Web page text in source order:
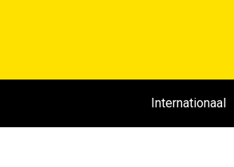
Internationaal